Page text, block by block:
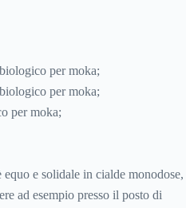
per moka;
per moka;
per moka;
e solidale in cialde monodose,
ad esempio presso il posto di